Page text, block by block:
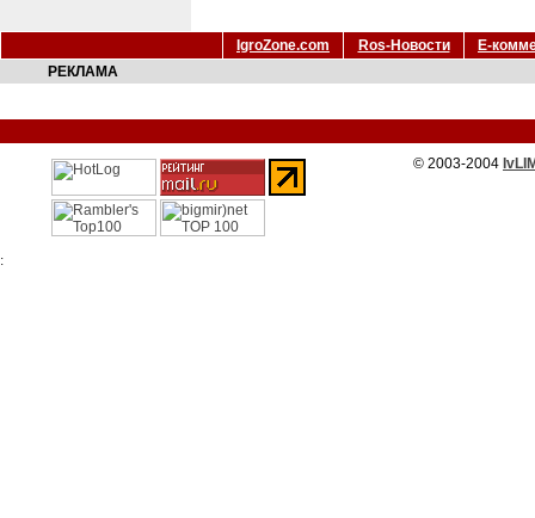
IgroZone.com Ros-Новости
Е-
РЕКЛАМА
© 2003-2004
: